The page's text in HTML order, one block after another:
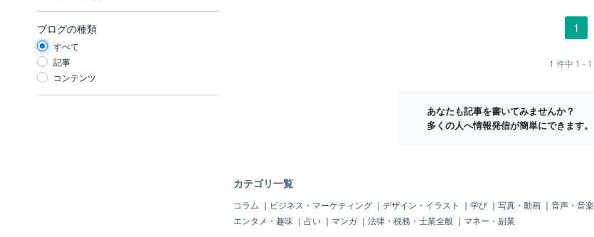
ブログの種類
すべて
記事
コンテンツ
罰１処罰でふるい落としを始めます
が・・・」 挙手をし差され、立ち上が
った官僚 「定地元総理秘書官 荒井麻
加也（アライ・マカヤ）です。 なん
で、そんなにいじめや差別 ハラスメント
1
1 件中 1 - 1
あなたも記事を書いてみませんか？
多くの人へ情報発信が簡単にできます。
カテゴリ一覧
コラム ｜ ビジネス・マーケティング ｜ デザイン・イラスト ｜ 学び ｜ 写真・動画 ｜ 音声・音楽
エンタメ・趣味 ｜ 占い ｜ マンガ ｜ 法律・税務・士業全般 ｜ マネー・副業